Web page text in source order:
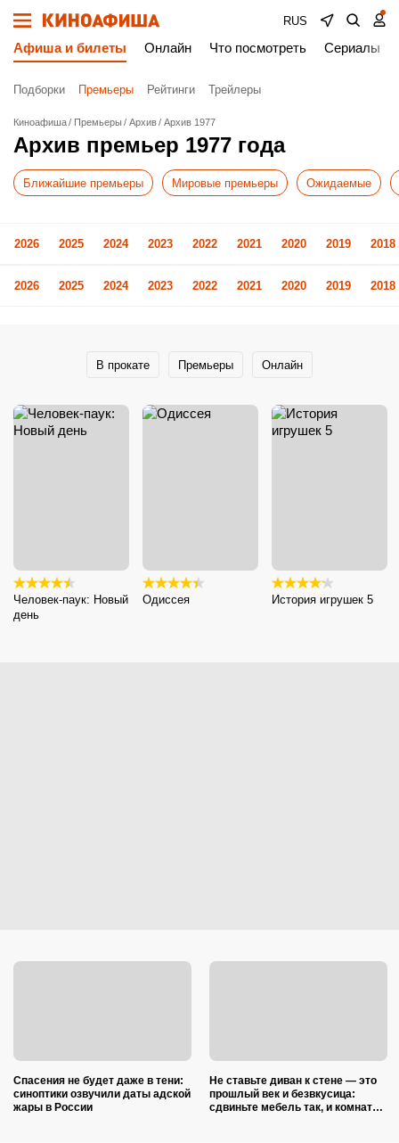
RUS
Афиша и билеты Онлайн Что посмотреть Сериалы
Подборки Премьеры Рейтинги Трейлеры
Киноафиша Премьеры Архив Архив 1977
Архив премьер 1977 года
Ближайшие премьеры Мировые премьеры Ожидаемые
2026 2025 2024 2023 2022 2021 2020 2019 2018
2026 2025 2024 2023 2022 2021 2020 2019 2018
В прокате Премьеры Онлайн
Человек-паук: Новый
день
Одиссея История игрушек 5
Спасения не будет даже в тени:
синоптики озвучили даты адской
жары в России
Не ставьте диван к стене — это
прошлый век и безвкусица:
сдвиньте мебель так, и комната